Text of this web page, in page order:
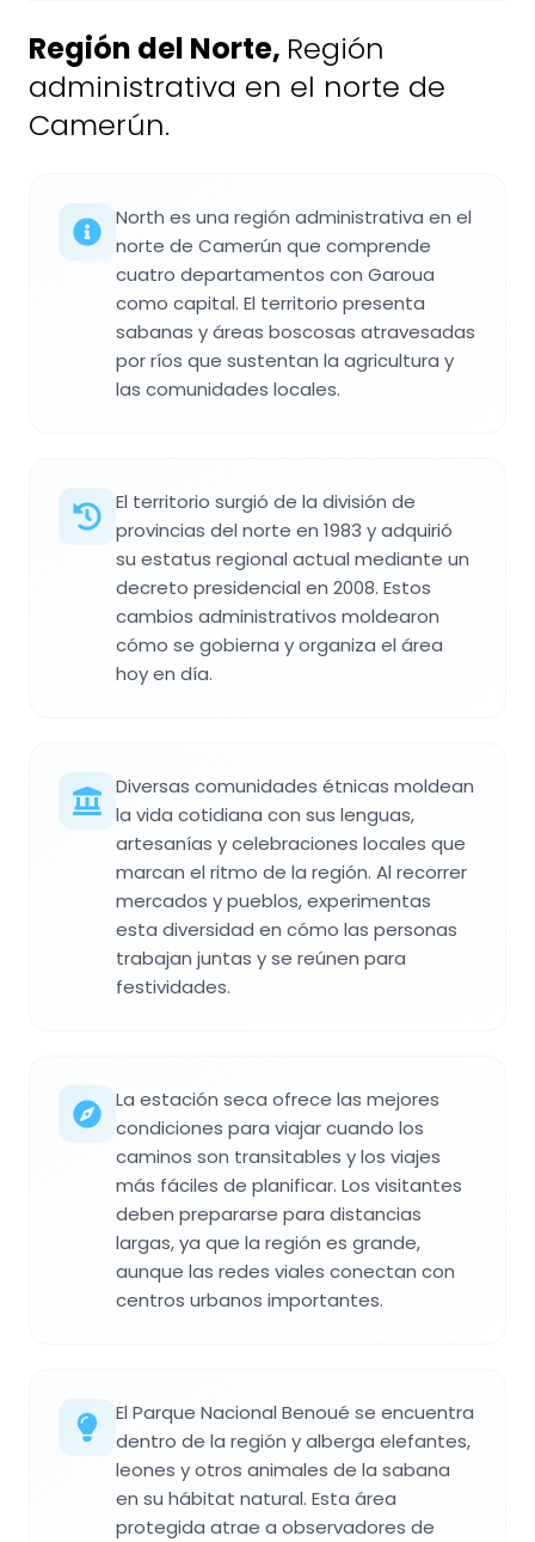
Región del Norte, Región
administrativa en el norte de
Camerún.
North es una región administrativa en el
norte de Camerún que comprende
cuatro departamentos con Garoua
como capital. El territorio presenta
sabanas y áreas boscosas atravesadas
por ríos que sustentan la agricultura y
las comunidades locales.
El territorio surgió de la división de
provincias del norte en 1983 y adquirió
su estatus regional actual mediante un
decreto presidencial en 2008. Estos
cambios administrativos moldearon
cómo se gobierna y organiza el área
hoy en día.
Diversas comunidades étnicas moldean
la vida cotidiana con sus lenguas,
artesanías y celebraciones locales que
marcan el ritmo de la región. Al recorrer
mercados y pueblos, experimentas
esta diversidad en cómo las personas
trabajan juntas y se reúnen para
festividades.
La estación seca ofrece las mejores
condiciones para viajar cuando los
caminos son transitables y los viajes
más fáciles de planificar. Los visitantes
deben prepararse para distancias
largas, ya que la región es grande,
aunque las redes viales conectan con
centros urbanos importantes.
El Parque Nacional Benoué se encuentra
dentro de la región y alberga elefantes,
leones y otros animales de la sabana
en su hábitat natural. Esta área
protegida atrae a observadores de